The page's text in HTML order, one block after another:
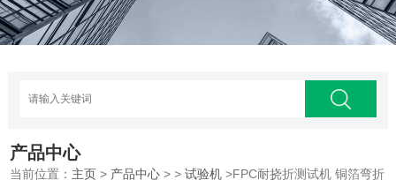
产品中心
当前位置： 主页 > 产品中心 > >试验机 >FPC耐挠折测试机 铜箔弯折